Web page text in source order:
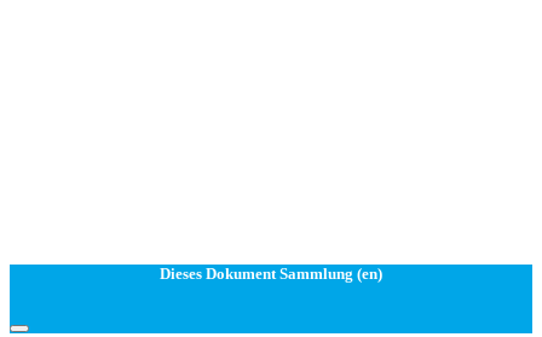
Dieses Dokument Sammlung (en)